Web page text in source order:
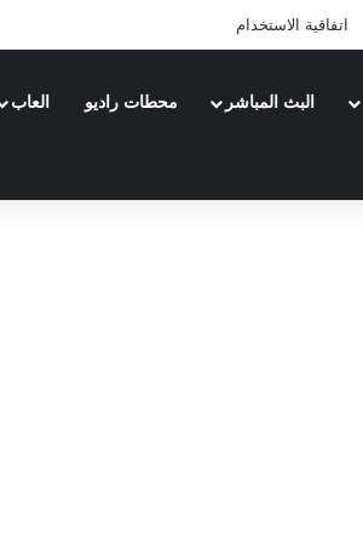
اتفاقية الاستخدام
البث المباشر محطات راديو العاب